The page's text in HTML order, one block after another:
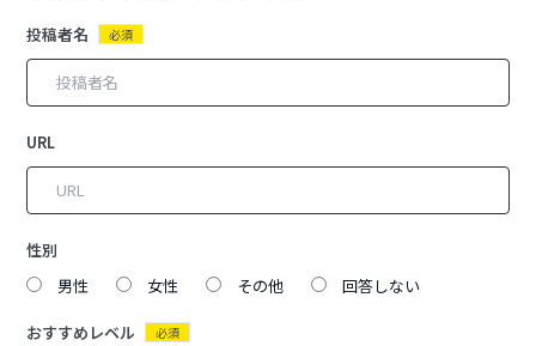
投稿者名 必須
URL
性別
男性
女性 その他 回答しない
おすすめレベル 必須